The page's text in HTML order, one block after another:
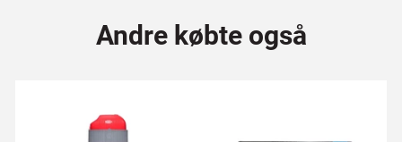
Andre købte også